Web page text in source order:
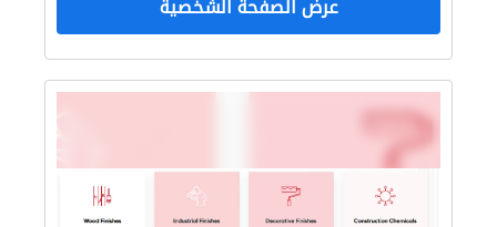
عرض الصفحة الشخصية